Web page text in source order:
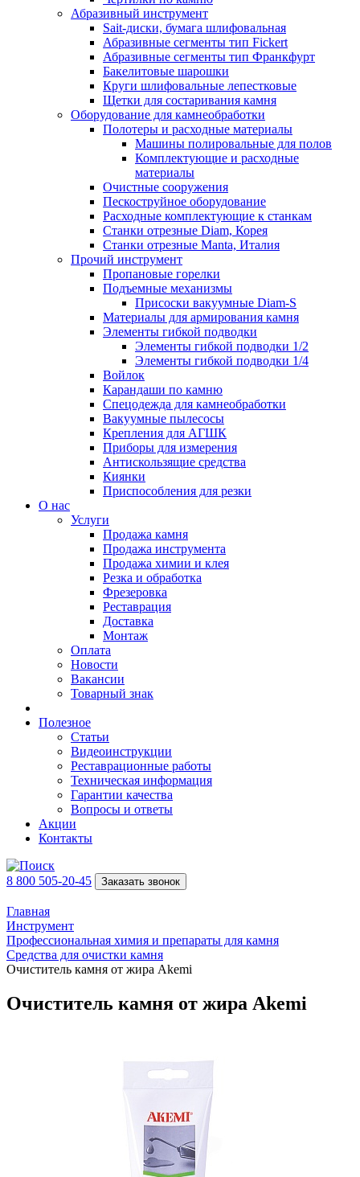
Абразивный инструмент
Sait-диски, бумага шлифовальная
Абразивные сегменты тип Fickert
Абразивные сегменты тип Франкфурт
Бакелитовые шарошки
Круги шлифовальные лепестковые
Щетки для состаривания камня
Оборудование для камнеобработки
Полотеры и расходные материалы
Машины полировальные для полов
Комплектующие и расходные
материалы
Очистные сооружения
Пескоструйное оборудование
Расходные комплектующие к станкам
Станки отрезные Diam, Корея
Станки отрезные Manta, Италия
Прочий инструмент
Пропановые горелки
Подъeмные механизмы
Присоски вакуумные Diam-S
Материалы для армирования камня
Элементы гибкой подводки
Элементы гибкой подводки 1/2
Элементы гибкой подводки 1/4
Войлок
Карандаши по камню
Спецодежда для камнеобработки
Вакуумные пылесосы
Крепления для АГШК
Приборы для измерения
Антискользящие средства
Киянки
Приспособления для резки
О нас
Услуги
Продажа камня
Продажа инструмента
Продажа химии и клея
Резка и обработка
Фрезеровка
Реставрация
Доставка
Монтаж
Оплата
Новости
Вакансии
Товарный знак
Полезное
Статьи
Видеоинструкции
Реставрационные работы
Техническая информация
Гарантии качества
Вопросы и ответы
Акции
Контакты
8 800 505-20-45 Заказать звонок
Главная
Инструмент
Профессиональная химия и препараты для камня
Средства для очистки камня
Очиститель камня от жира Akemi
Очиститель камня от жира Akemi